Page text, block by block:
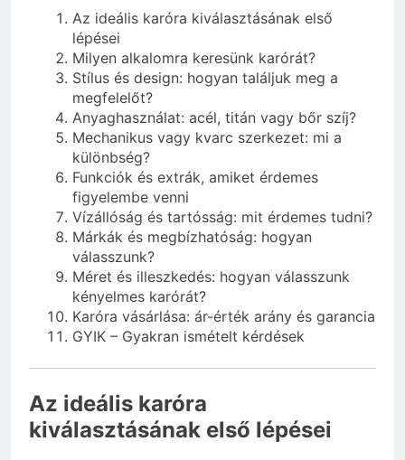
Az ideális karóra kiválasztásának első
lépései
Milyen alkalomra keresünk karórát?
Stílus és design: hogyan találjuk meg a
megfelelőt?
Anyaghasználat: acél, titán vagy bőr szíj?
Mechanikus vagy kvarc szerkezet: mi a
különbség?
Funkciók és extrák, amiket érdemes
figyelembe venni
Vízállóság és tartósság: mit érdemes tudni?
Márkák és megbízhatóság: hogyan
válasszunk?
Méret és illeszkedés: hogyan válasszunk
kényelmes karórát?
Karóra vásárlása: ár-érték arány és garancia
GYIK – Gyakran ismételt kérdések
Az ideális karóra
kiválasztásának első lépései